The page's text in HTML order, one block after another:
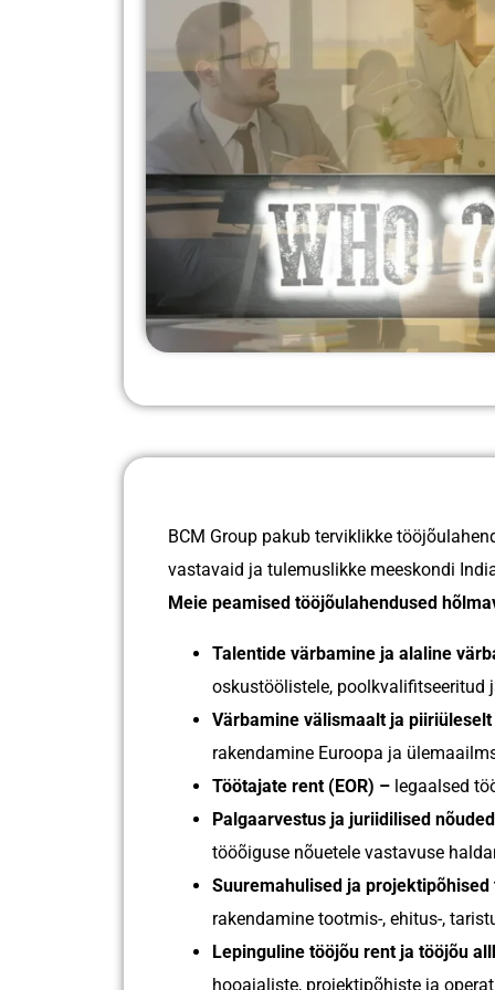
BCM Group pakub terviklikke
vastavaid ja tulemuslikke meeskondi
Meie peamised tööjõulahendused
Talentide värbamine ja alaline
oskustöölistele, poolkvalifitseeritud
Värbamine välismaalt ja
rakendamine Euroopa ja
Töötajate rent (EOR) – legaalsed
Palgaarvestus ja juriidilised
tööõiguse nõuetele vastavuse
Suuremahulised ja
rakendamine tootmis-, ehitus-,
Lepinguline tööjõu rent ja tööjõu
hooajaliste, projektipõhiste ja